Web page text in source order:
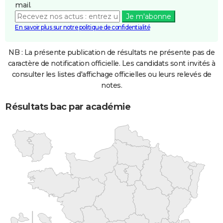
mail.
Je m'abonne
En savoir plus sur notre politique de confidentialité
NB : La présente publication de résultats ne présente pas de
caractère de notification officielle. Les candidats sont invités à
consulter les listes d'affichage officielles ou leurs relevés de
notes.
Résultats bac par académie